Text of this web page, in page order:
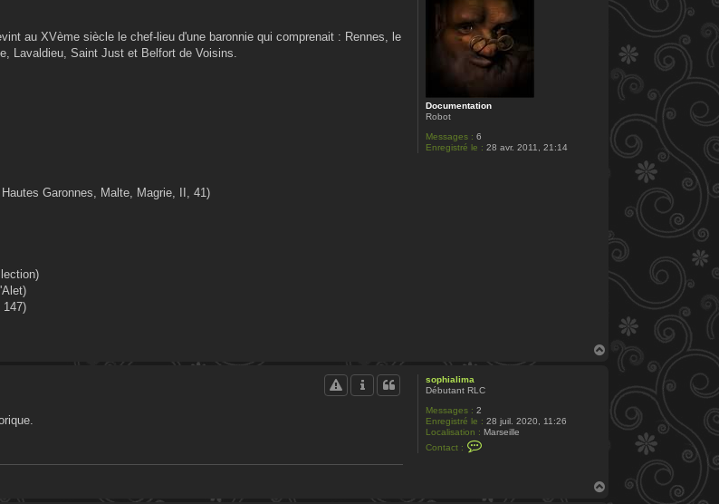
Documentation
Robot
Messages : 6
Enregistré le : 28 avr. 2011, 21:14
au XVème siècle le chef-lieu d'une baronnie qui comprenait : Rennes, le
Lavaldieu, Saint Just et Belfort de Voisins.
Garonnes, Malte, Magrie, II, 41)
147)
sophialima
Débutant RLC
Messages : 2
Enregistré le : 28 juil. 2020, 11:26
Localisation : Marseille
Contact :